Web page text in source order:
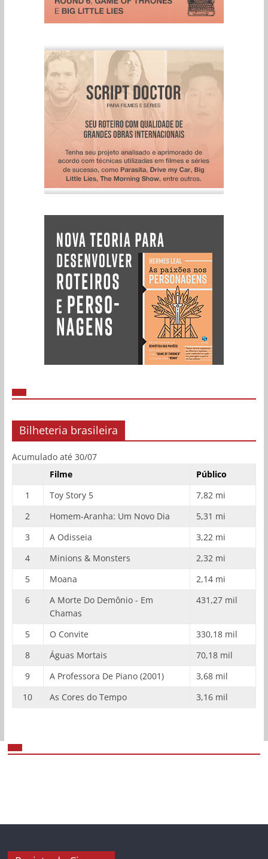
Bilheteria brasileira
Acumulado até 30/07
Filme
Público
1
Toy Story 5
7,82 mi
2
Homem-Aranha: Um Novo Dia
5,31 mi
3
A Odisseia
3,22 mi
4
Minions & Monsters
2,32 mi
5
Moana
2,14 mi
6
A Morte Do Demônio - Em
Chamas
431,27 mil
5 O Convite
330,18 mil
8
Águas Mortais
70,18 mil
9
A Professora De Piano (2001)
3,68 mil
10
As Cores do Tempo 3,16 mil